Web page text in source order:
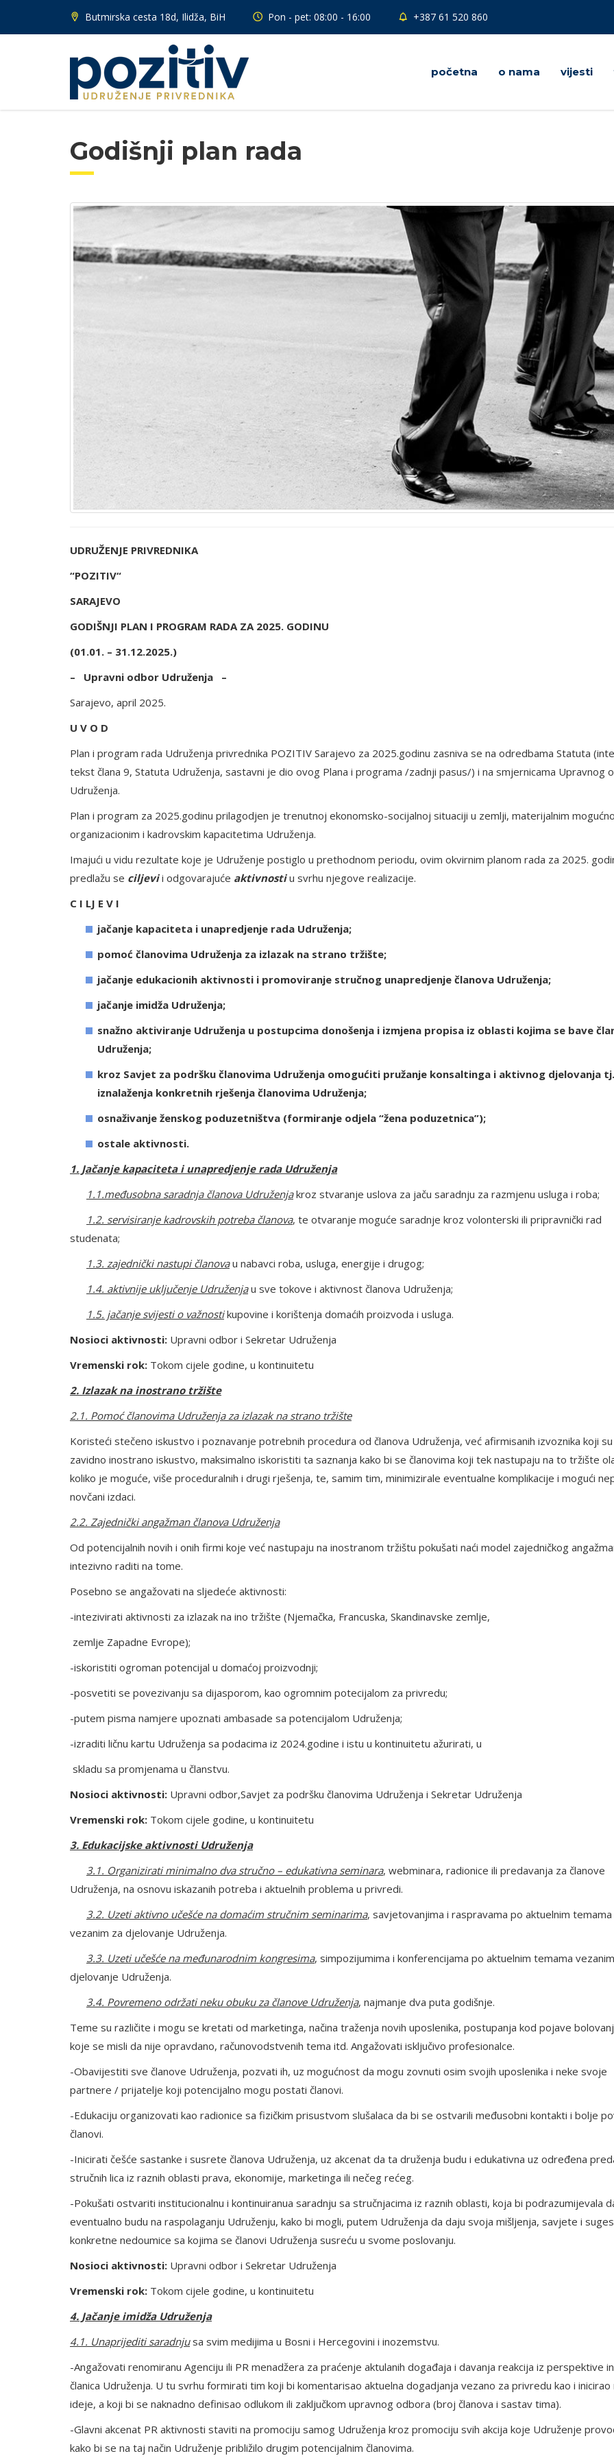
Butmirska cesta 18d, Ilidža, BiH Pon - pet: 08:00 - 16:00 +387 61 520 860
početna o nama vijesti
Godišnji plan rada
UDRUŽENJE PRIVREDNIKA
“POZITIV“
SARAJEVO
GODIŠNJI PLAN I PROGRAM RADA ZA 2025. GODINU
(01.01. – 31.12.2025.)
– Upravni odbor Udruženja –
Sarajevo, april 2025.
U V O D
Plan i program rada Udruženja privrednika POZITIV Sarajevo za 2025.godinu zasniva se na odredbama Statuta
tekst člana 9, Statuta Udruženja, sastavni je dio ovog Plana i programa /zadnji pasus/) i na smjernicama Upravnog
Udruženja.
Plan i program za 2025.godinu prilagodjen je trenutnoj ekonomsko-socijalnoj situaciji u zemlji, materijalnim
organizacionim i kadrovskim kapacitetima Udruženja.
Imajući u vidu rezultate koje je Udruženje postiglo u prethodnom periodu, ovim okvirnim planom rada za 2025.
predlažu se ciljevii odgovarajuće aktivnostiu svrhu njegove realizacije.
C I LJ E V I
jačanje kapaciteta i unapredjenje rada Udruženja;
pomoć članovima Udruženja za izlazak na strano tržište;
jačanje edukacionih aktivnosti i promoviranje stručnog unapredjenje članova Udruženja;
jačanje imidža Udruženja;
snažno aktiviranje Udruženja u postupcima donošenja i izmjena propisa iz oblasti kojima se bave
Udruženja;
kroz Savjet za podršku članovima Udruženja omogućiti pružanje konsaltinga i aktivnog djelovanja tj.
iznalaženja konkretnih rješenja članovima Udruženja;
osnaživanje ženskog poduzetništva (formiranje odjela “žena poduzetnica”);
ostale aktivnosti.
1. Jačanje kapaciteta i unapredjenje rada Udruženja
1.1.međusobna saradnja članova Udruženjakroz stvaranje uslova za jaču saradnju za razmjenu usluga i roba;
1.2. servisiranje kadrovskih potreba članova, te otvaranje moguće saradnje kroz volonterski ili pripravnički rad
studenata;
1.3. zajednički nastupi članovau nabavci roba, usluga, energije i drugog;
1.4. aktivnije uključenje Udruženjau sve tokove i aktivnost članova Udruženja;
1.5. jačanje svijesti o važnostikupovine i korištenja domaćih proizvoda i usluga.
Nosioci aktivnosti: Upravni odbor i Sekretar Udruženja
Vremenski rok: Tokom cijele godine, u kontinuitetu
2. Izlazak na inostrano tržište
2.1. Pomoć članovima Udruženja za izlazak na strano tržište
Koristeći stečeno iskustvo i poznavanje potrebnih procedura od članova Udruženja, već afirmisanih izvoznika koji
zavidno inostrano iskustvo, maksimalno iskoristiti ta saznanja kako bi se članovima koji tek nastupaju na to tržište
koliko je moguće, više proceduralnih i drugi rješenja, te, samim tim, minimizirale eventualne komplikacije i mogući
novčani izdaci.
2.2. Zajednički angažman članova Udruženja
Od potencijalnih novih i onih firmi koje već nastupaju na inostranom tržištu pokušati naći model zajedničkog
intezivno raditi na tome.
Posebno se angažovati na sljedeće aktivnosti:
-intezivirati aktivnosti za izlazak na ino tržište (Njemačka, Francuska, Skandinavske zemlje,
zemlje Zapadne Evrope);
-iskoristiti ogroman potencijal u domaćoj proizvodnji;
-posvetiti se povezivanju sa dijasporom, kao ogromnim potecijalom za privredu;
-putem pisma namjere upoznati ambasade sa potencijalom Udruženja;
-izraditi ličnu kartu Udruženja sa podacima iz 2024.godine i istu u kontinuitetu ažurirati, u
skladu sa promjenama u članstvu.
Nosioci aktivnosti: Upravni odbor,Savjet za podršku članovima Udruženja i Sekretar Udruženja
Vremenski rok: Tokom cijele godine, u kontinuitetu
3. Edukacijske aktivnosti Udruženja
3.1. Organizirati minimalno dva stručno – edukativna seminara, webminara, radionice ili predavanja za članove
Udruženja, na osnovu iskazanih potreba i aktuelnih problema u privredi.
3.2. Uzeti aktivno učešće na domaćim stručnim seminarima, savjetovanjima i raspravama po aktuelnim temama
vezanim za djelovanje Udruženja.
3.3. Uzeti učešće na međunarodnim kongresima, simpozijumima i konferencijama po aktuelnim temama
djelovanje Udruženja.
3.4. Povremeno održati neku obuku za članove Udruženja, najmanje dva puta godišnje.
Teme su različite i mogu se kretati od marketinga, načina traženja novih uposlenika, postupanja kod pojave
koje se misli da nije opravdano, računovodstvenih tema itd. Angažovati isključivo profesionalce.
-Obavijestiti sve članove Udruženja, pozvati ih, uz mogućnost da mogu zovnuti osim svojih uposlenika i neke svoje
partnere / prijatelje koji potencijalno mogu postati članovi.
-Edukaciju organizovati kao radionice sa fizičkim prisustvom slušalaca da bi se ostvarili međusobni kontakti i bolje
članovi.
-Inicirati češće sastanke i susrete članova Udruženja, uz akcenat da ta druženja budu i edukativna uz određena
stručnih lica iz raznih oblasti prava, ekonomije, marketinga ili nečeg rećeg.
-Pokušati ostvariti institucionalnu i kontinuiranua saradnju sa stručnjacima iz raznih oblasti, koja bi podrazumijevala
eventualno budu na raspolaganju Udruženju, kako bi mogli, putem Udruženja da daju svoja mišljenja, savjete i
konkretne nedoumice sa kojima se članovi Udruženja susreću u svome poslovanju.
Nosioci aktivnosti: Upravni odbor i Sekretar Udruženja
Vremenski rok: Tokom cijele godine, u kontinuitetu
4. Jačanje imidža Udruženja
4.1. Unaprijediti saradnjusa svim medijima u Bosni i Hercegovini i inozemstvu.
-Angažovati renomiranu Agenciju ili PR menadžera za praćenje aktulanih događaja i davanja reakcija iz perspektive
članica Udruženja. U tu svrhu formirati tim koji bi komentarisao aktuelna dogadjanja vezano za privredu kao i inicirao
ideje, a koji bi se naknadno definisao odlukom ili zaključkom upravnog odbora (broj članova i sastav tima).
-Glavni akcenat PR aktivnosti staviti na promociju samog Udruženja kroz promociju svih akcija koje Udruženje
kako bi se na taj način Udruženje približilo drugim potencijalnim članovima.